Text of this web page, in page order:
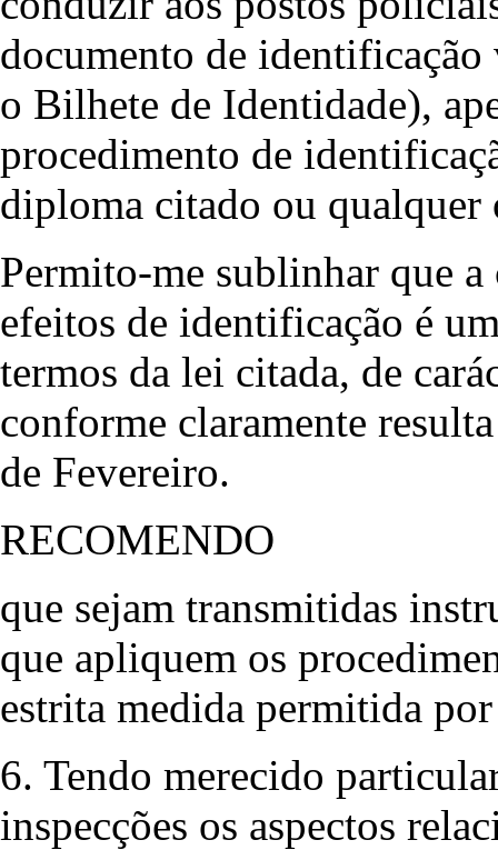
documento de
o Bilhete de Identidade),
procedimento de
diploma citado ou qualquer
Permito-me sublinhar que
efeitos de identificação é
termos da lei citada, de
conforme claramente
de Fevereiro.
RECOMENDO
que sejam transmitidas
que apliquem os
estrita medida permitida
6. Tendo merecido
inspecções os aspectos